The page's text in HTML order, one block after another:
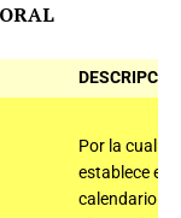
Por la cual se
establece el
calendario